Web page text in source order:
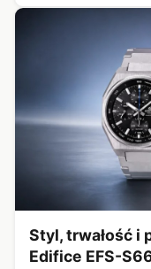
Styl, trwałość i
Edifice EFS-